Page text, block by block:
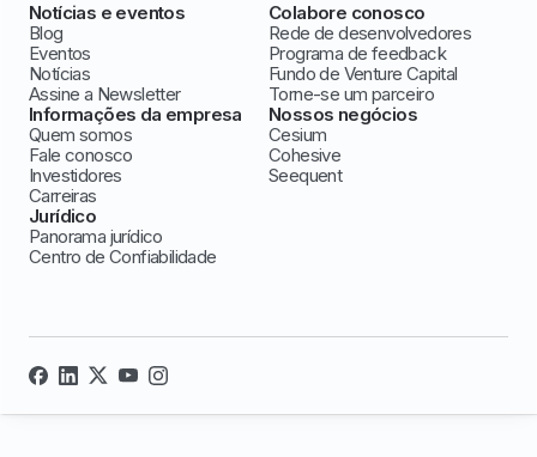
Notícias e eventos
Blog
Eventos
Notícias
Assine a Newsletter
Colabore conosco
Rede de desenvolvedores
Programa de feedback
Fundo de Venture Capital
Torne-se um parceiro
Informações da empresa
Quem somos
Fale conosco
Investidores
Carreiras
Nossos negócios
Cesium
Cohesive
Seequent
Jurídico
Panorama jurídico
Centro de Confiabilidade